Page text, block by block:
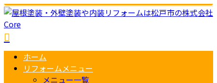
ホーム
リフォームメニュー
メニュー一覧